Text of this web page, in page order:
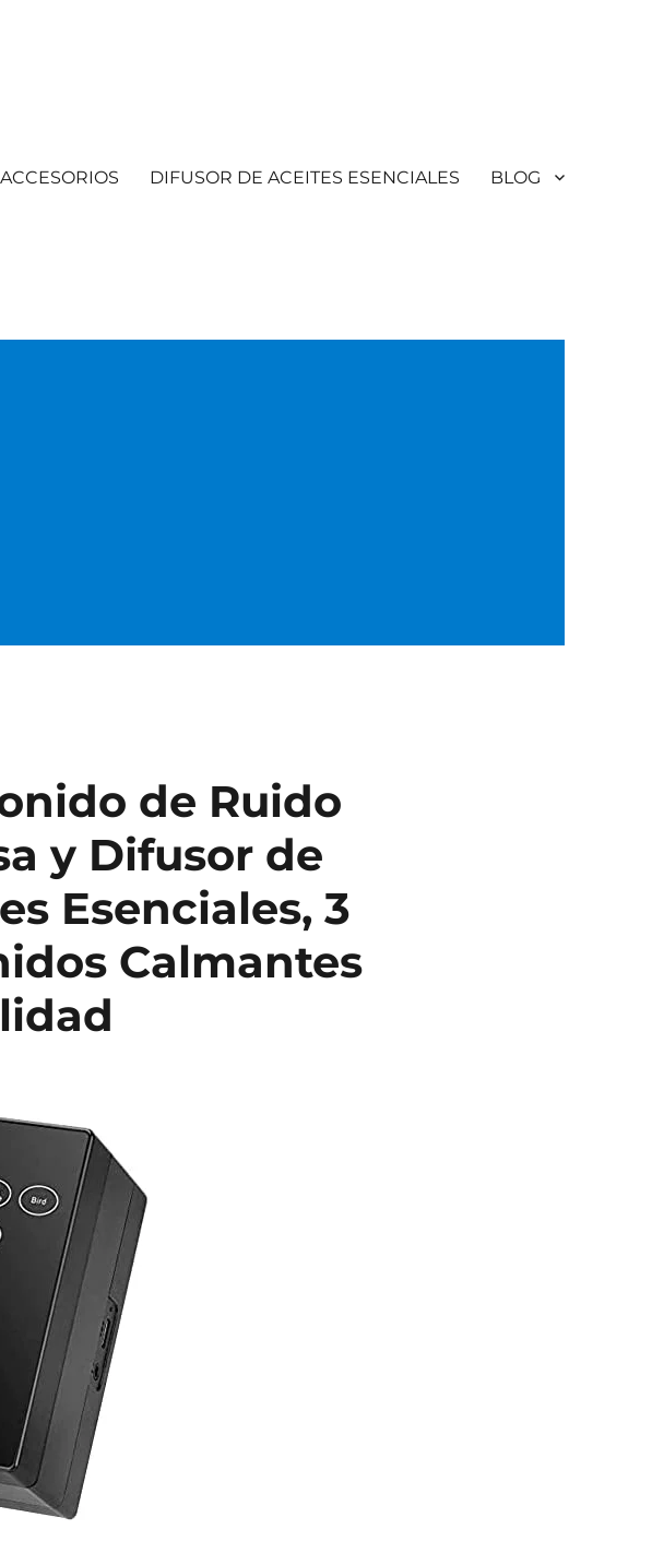
ACCESORIOS DIFUSOR DE ACEITES ESENCIALES BLOG
de Ruido
y Difusor de
Esenciales, 3
Calmantes